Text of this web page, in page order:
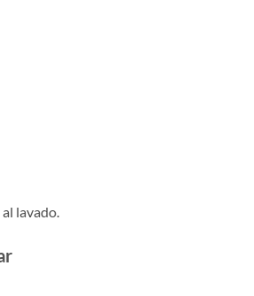
lavado.